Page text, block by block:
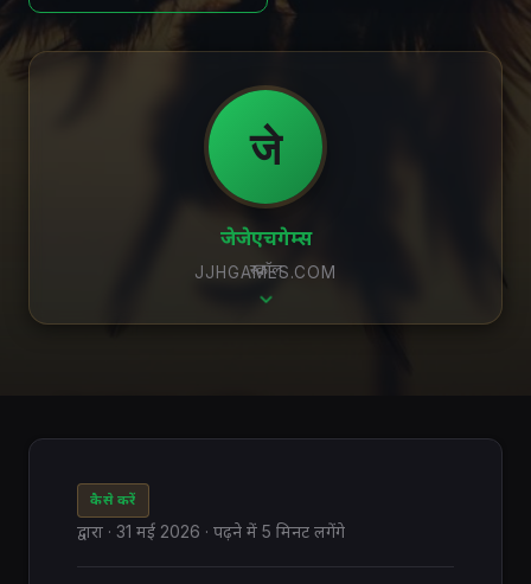
जे
जेजेएचगेम्स
JJHGAMES.COM
स्क्रॉल
कैसे करें
द्वारा · 31 मई 2026 · पढ़ने में 5 मिनट लगेंगे